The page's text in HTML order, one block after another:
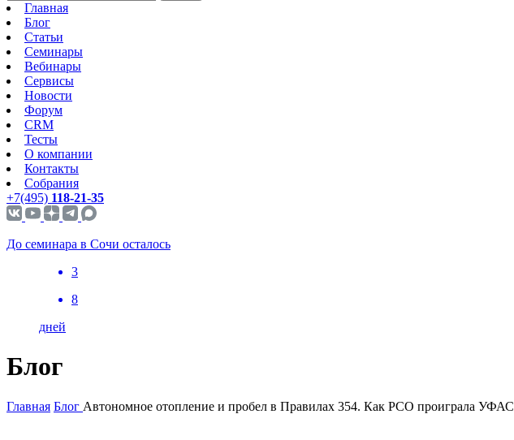
Главная
Блог
Статьи
Семинары
Вебинары
Сервисы
Новости
Форум
CRM
Тесты
О компании
Контакты
Собрания
+7(495) 118-21-35
До семинара в Сочи осталось
3
8
дней
Блог
Главная Блог Автономное отопление и пробел в Правилах 354. Как РСО проиграла УФАС